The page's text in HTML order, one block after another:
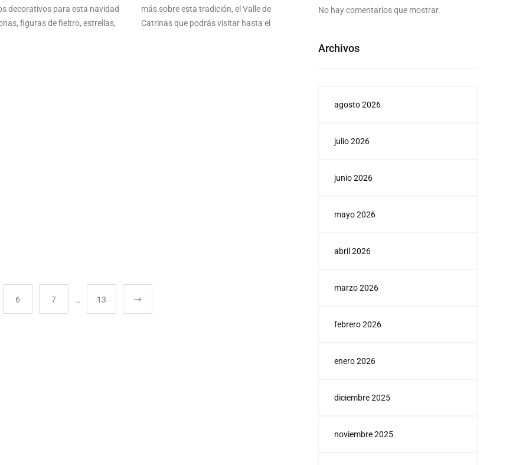
decorativos para esta navidad
figuras de fieltro, estrellas,
más sobre esta tradición, el Valle de
Catrinas que podrás visitar hasta el
6 7 … 13
No hay comentarios que mostrar.
Archivos
agosto 2026
julio 2026
junio 2026
mayo 2026
abril 2026
marzo 2026
febrero 2026
enero 2026
diciembre 2025
noviembre 2025